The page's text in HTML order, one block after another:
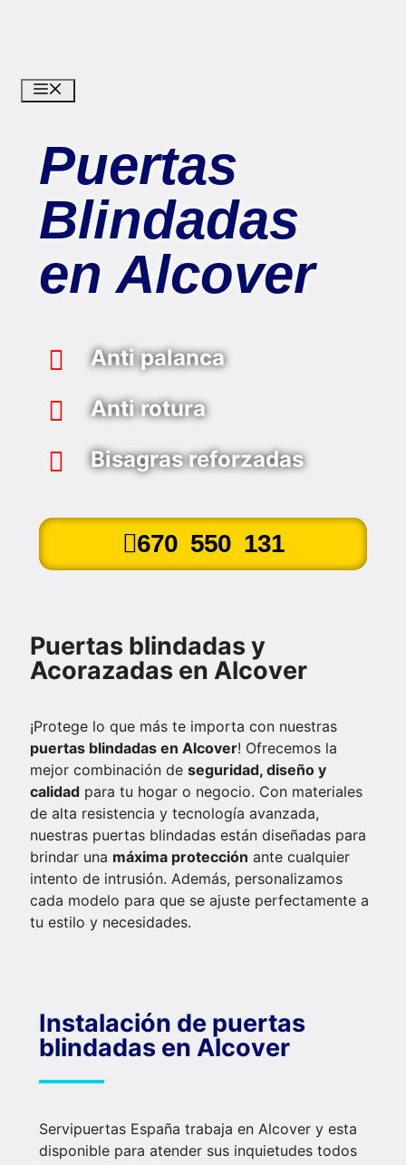
Puertas
Blindadas
en Alcover
Anti palanca
Anti rotura
Bisagras reforzadas
670 550 131
Puertas blindadas y
Acorazadas en Alcover
¡Protege lo que más te importa con nuestras
puertas blindadas en Alcover! Ofrecemos la
mejor combinación de seguridad, diseño y
calidad para tu hogar o negocio. Con materiales
de alta resistencia y tecnología avanzada,
nuestras puertas blindadas están diseñadas para
brindar una máxima protección ante cualquier
intento de intrusión. Además, personalizamos
cada modelo para que se ajuste perfectamente a
tu estilo y necesidades.
Instalación de puertas
blindadas en Alcover
Servipuertas España trabaja en Alcover y esta
disponible para atender sus inquietudes todos